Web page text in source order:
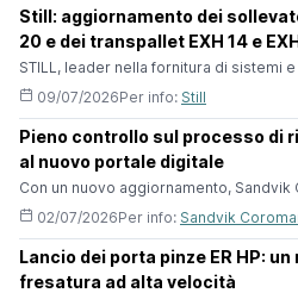
l'attivazione sicura dei comandi di
chiara delle condizioni operative, degli
anomalie. Tra le applicazioni
Still: aggiornamento dei
20 e dei transpallet EXH 14 e
STILL, leader nella fornitura di sistemi
l’intralogistica, continua ad ampliare il
massimizzare i benefici per i clienti
quattro modelli, in linea con l’impegno
magazzino perfettamente adattate e
applicazione. Funzioni, tecnologie e
ottimiz
09/07/2026Per info: Still
Pieno controllo sul processo di
al nuovo portale digitale
Con un nuovo aggiornamento,
un'esperienza end-to-end per il
specialista in taglio dei metalli e
produzione Sandvik Coromant ha
ricondizionamento degli utensili
produttori di avere totale visibilità sul
02/07/2026Per info: Sandvik
Lancio dei porta pinze ER HP:
fresatura ad alta velocità